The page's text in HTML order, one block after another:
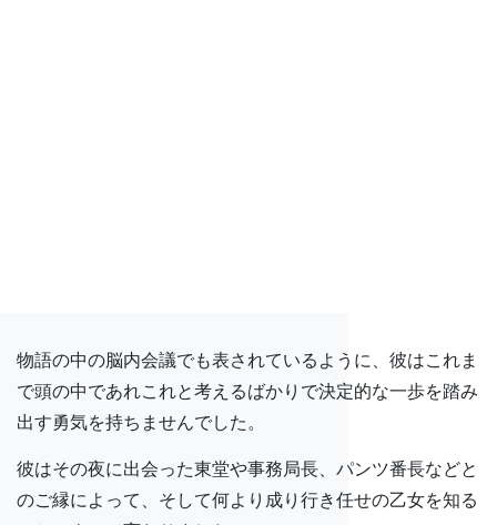
物語の中の脳内会議でも表されているように、彼はこれま
で頭の中であれこれと考えるばかりで決定的な一歩を踏み
出す勇気を持ちませんでした。
彼はその夜に出会った東堂や事務局長、パンツ番長などと
のご縁によって、そして何より成り行き任せの乙女を知る